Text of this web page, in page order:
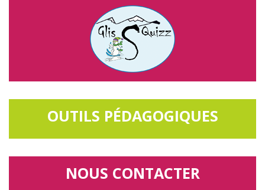
OUTILS PÉDAGOGIQUES
NOUS CONTACTER